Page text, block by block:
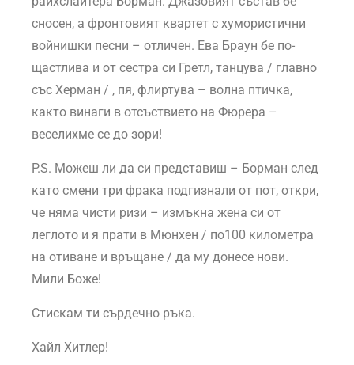
сносен, а фронтовият квартет с хумористични
войнишки песни – отличен. Ева Браун бе по-
щастлива и от сестра си Гретл, танцува / главно
със Херман / , пя, флиртува – волна птичка,
както винаги в отсъствието на Фюрера –
веселихме се до зори!
P.S. Можеш ли да си представиш – Борман след
като смени три фрака подгизнали от пот, откри,
че няма чисти ризи – измъкна жена си от
леглото и я прати в Мюнхен / по100 километра
на отиване и връщане / да му донесе нови.
Мили Боже!
Стискам ти сърдечно ръка.
Хайл Хитлер!